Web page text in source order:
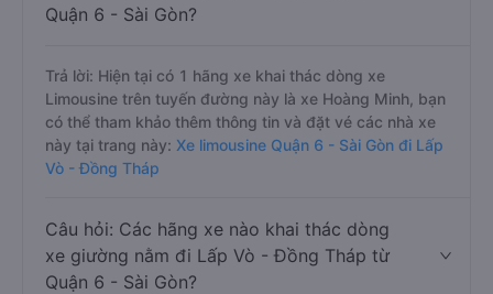
Quận 6 - Sài Gòn?
Trả lời: Hiện tại có 1 hãng xe khai thác dòng xe
Limousine trên tuyến đường này là xe Hoàng Minh, bạn
có thể tham khảo thêm thông tin và đặt vé các nhà xe
này tại trang này: Xe limousine Quận 6 - Sài Gòn đi Lấp
Vò - Đồng Tháp
Câu hỏi: Các hãng xe nào khai thác dòng
xe giường nằm đi Lấp Vò - Đồng Tháp từ
Quận 6 - Sài Gòn?